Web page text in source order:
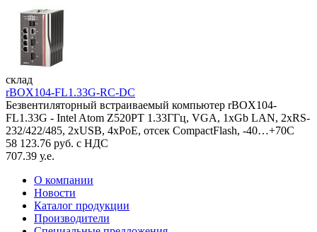
склад
rBOX104-FL1.33G-RC-DC
Безвентиляторный встраиваемый компьютер rBOX104-
FL1.33G - Intel Atom Z520PT 1.33ГГц, VGA, 1xGb LAN, 2xRS-
232/422/485, 2xUSB, 4xPoE, отсек CompactFlash, -40…+70C
58 123.76 руб. с НДС
707.39 у.е.
О компании
Новости
Каталог продукции
Производители